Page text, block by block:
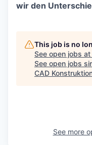
wir den
This job is no
See open jobs at
See open jobs
CAD
See more